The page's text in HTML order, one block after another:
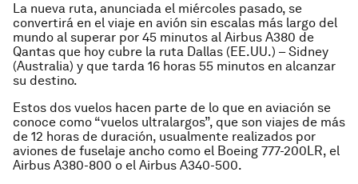
La nueva ruta, anunciada el miércoles pasado, se
convertirá en el viaje en avión sin escalas más largo del
mundo al superar por 45 minutos al Airbus A380 de
Qantas que hoy cubre la ruta Dallas (EE.UU.) – Sidney
(Australia) y que tarda 16 horas 55 minutos en alcanzar
su destino.
Estos dos vuelos hacen parte de lo que en aviación se
conoce como “vuelos ultralargos”, que son viajes de más
de 12 horas de duración, usualmente realizados por
aviones de fuselaje ancho como el Boeing 777-200LR, el
Airbus A380-800 o el Airbus A340-500.